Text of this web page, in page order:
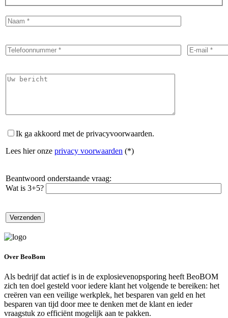
Ik ga akkoord met de privacyvoorwaarden.
Lees hier onze privacy voorwaarden (*)
Beantwoord onderstaande vraag:
Wat is 3+5?
Over BeoBom
Als bedrijf dat actief is in de explosievenopsporing heeft BeoBOM
zich ten doel gesteld voor iedere klant het volgende te bereiken: het
creëren van een veilige werkplek, het besparen van geld en het
besparen van tijd door mee te denken met de klant en ieder
vraagstuk zo efficiënt mogelijk aan te pakken.